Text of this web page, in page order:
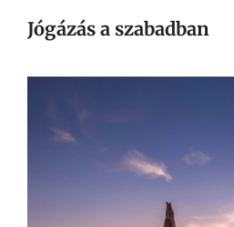
Jógázás a szabadban